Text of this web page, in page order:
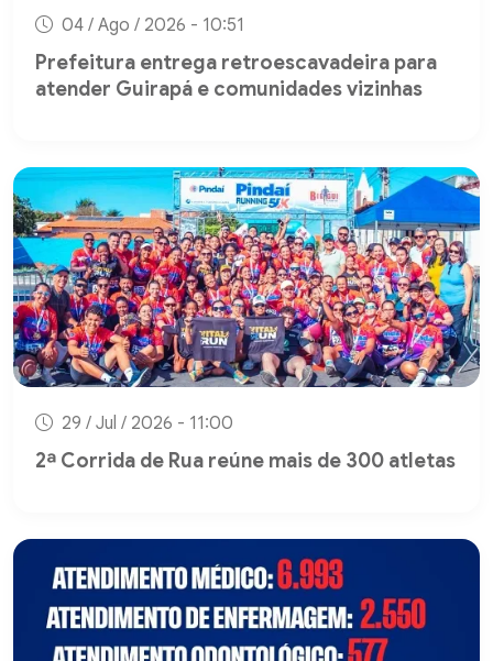
04 / Ago / 2026 - 10:51
Prefeitura entrega retroescavadeira para
atender Guirapá e comunidades vizinhas
29 / Jul / 2026 - 11:00
2ª Corrida de Rua reúne mais de 300 atletas